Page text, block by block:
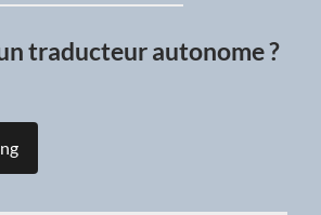
traducteur autonome ?